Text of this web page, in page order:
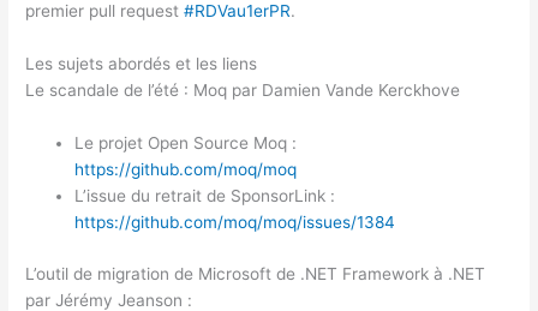
premier pull request#RDVau1erPR.
Les sujets abordés et les liens
Le scandale de l’été : Moq par Damien Vande Kerckhove
Le projet Open Source Moq :
https://github.com/moq/moq
L’issue du retrait de SponsorLink :
https://github.com/moq/moq/issues/1384
L’outil de migration de Microsoft de .NET Framework à .NET
par Jérémy Jeanson :